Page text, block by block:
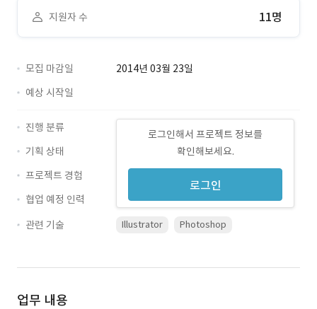
지원자 수 11명
모집 마감일
2014년 03월 23일
예상 시작일
로그인해서 프로젝트 정보를
확인해보세요.
로그인
진행 분류
기획 상태
프로젝트 경험
협업 예정 인력
관련 기술
Illustrator Photoshop
업무 내용